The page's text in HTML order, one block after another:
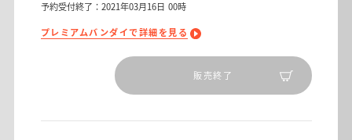
予約受付終了：2021年03月16日 00時
プレミアムバンダイで詳細を見る
販売終了